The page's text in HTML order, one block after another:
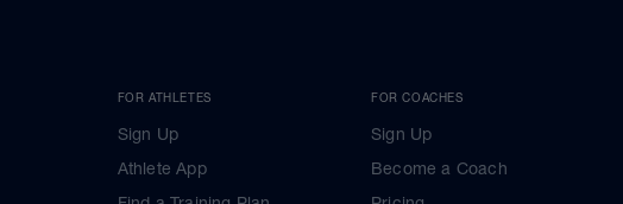
FOR ATHLETES
Sign Up
Athlete App
FOR COACHES
Sign Up
Become a Coach